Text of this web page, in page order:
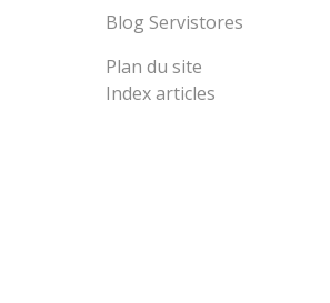
Blog Servistores
Plan du site
Index articles